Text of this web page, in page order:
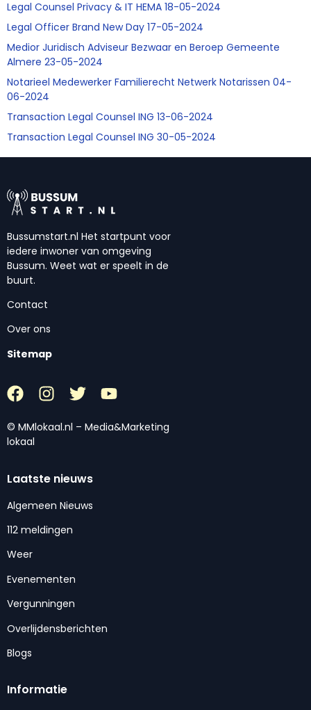
Legal Counsel Privacy & IT HEMA 18-05-2024
Legal Officer Brand New Day 17-05-2024
Medior Juridisch Adviseur Bezwaar en Beroep Gemeente
Almere 23-05-2024
Notarieel Medewerker Familierecht Netwerk Notarissen 04-
06-2024
Transaction Legal Counsel ING 13-06-2024
Transaction Legal Counsel ING 30-05-2024
Bussumstart.nl Het startpunt voor
iedere inwoner van omgeving
Bussum. Weet wat er speelt in de
buurt.
Contact
Over ons
Sitemap
© MMlokaal.nl – Media&Marketing
lokaal
Laatste nieuws
Algemeen Nieuws
112 meldingen
Weer
Evenementen
Vergunningen
Overlijdensberichten
Blogs
Informatie